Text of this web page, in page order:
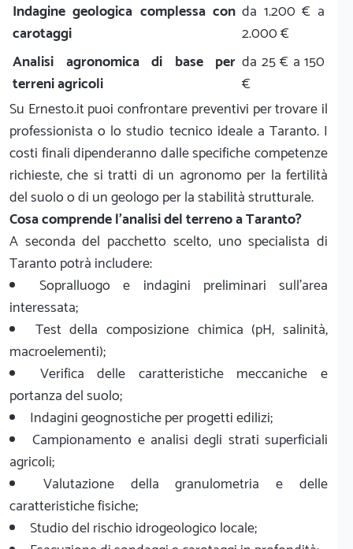
Indagine geologica complessa con
carotaggi
da 1.200 € a
2.000 €
Analisi agronomica di base per
terreni agricoli
da 25 € a 150
€
Su Ernesto.it puoi confrontare preventivi per trovare il
professionista o lo studio tecnico ideale a Taranto. I
costi finali dipenderanno dalle specifiche competenze
richieste, che si tratti di un agronomo per la fertilità
del suolo o di un geologo per la stabilità strutturale.
Cosa comprende l'analisi del terreno a Taranto?
A seconda del pacchetto scelto, uno specialista di
Taranto potrà includere:
Sopralluogo e indagini preliminari sull'area
interessata;
Test della composizione chimica (pH, salinità,
macroelementi);
Verifica delle caratteristiche meccaniche e
portanza del suolo;
Indagini geognostiche per progetti edilizi;
Campionamento e analisi degli strati superficiali
agricoli;
Valutazione della granulometria e delle
caratteristiche fisiche;
Studio del rischio idrogeologico locale;